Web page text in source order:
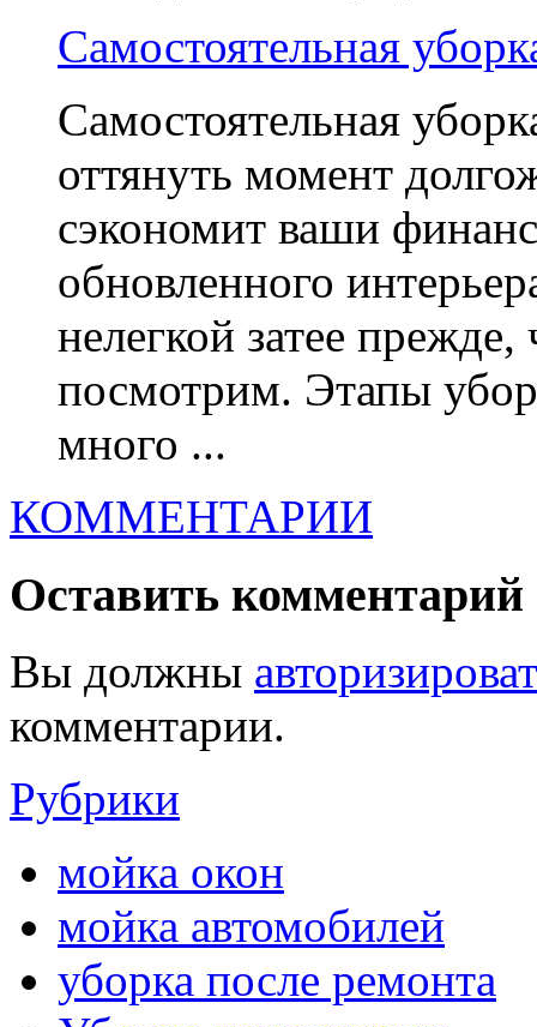
Самостоятельная
Самостоятельная
оттянуть момент
сэкономит ваши
обновленного
нелегкой затее
посмотрим. Этапы
много ...
КОММЕНТАРИИ
Оставить комментарий
Вы должны
комментарии.
Рубрики
мойка окон
мойка автомобилей
уборка после ремонта